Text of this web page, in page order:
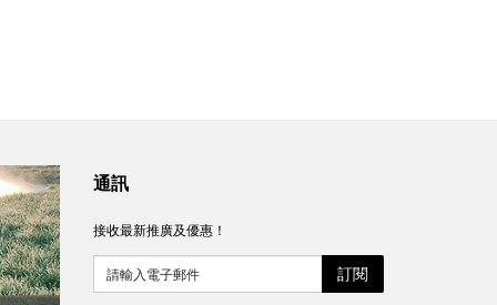
通訊
接收最新推廣及優惠！
請輸入電子郵件 訂閱